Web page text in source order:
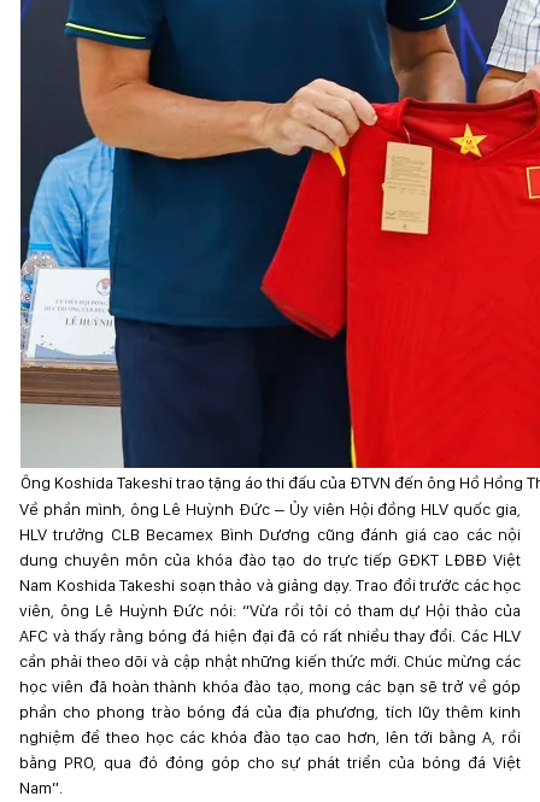
Ông Koshida Takeshi trao tặng áo thi đấu của ĐTVN đến ông Hồ Hồng
Về phần mình, ông Lê Huỳnh Đức – Ủy viên Hội đồng HLV quốc gia,
HLV trưởng CLB Becamex Bình Dương cũng đánh giá cao các nội
dung chuyên môn của khóa đào tạo do trực tiếp GĐKT LĐBĐ Việt
Nam Koshida Takeshi soạn thảo và giảng dạy. Trao đổi trước các học
viên, ông Lê Huỳnh Đức nói: “Vừa rồi tôi có tham dự Hội thảo của
AFC và thấy rằng bóng đá hiện đại đã có rất nhiều thay đổi. Các HLV
cần phải theo dõi và cập nhật những kiến thức mới. Chúc mừng các
học viên đã hoàn thành khóa đào tạo, mong các bạn sẽ trở về góp
phần cho phong trào bóng đá của địa phương, tích lũy thêm kinh
nghiệm để theo học các khóa đào tạo cao hơn, lên tới bằng A, rồi
bằng PRO, qua đó đóng góp cho sự phát triển của bóng đá Việt
Nam”.